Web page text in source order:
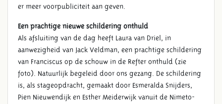
er meer voorpubliciteit aan geven.
Een prachtige nieuwe schildering onthuld
Als afsluiting van de dag heeft Laura van Driel, in
aanwezigheid van Jack Veldman, een prachtige schildering
van Franciscus op de schouw in de Refter onthuld (zie
foto). Natuurlijk begeleid door ons gezang. De schildering
is, als stageopdracht, gemaakt door Esmeralda Snijders,
Pien Nieuwendijk en Esther Meiderwijk vanuit de Nimeto-